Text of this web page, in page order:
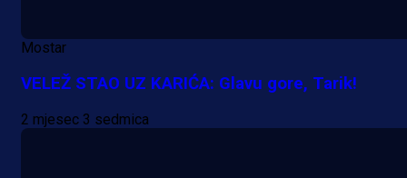
A Selekcija
Da li je selektor zadovoljan: Evo
Alajbegovića u Juventus!
Mostar
VELEŽ STAO UZ KARIĆA: Glavu gore, Tarik!
2 mjesec 3 sedmica